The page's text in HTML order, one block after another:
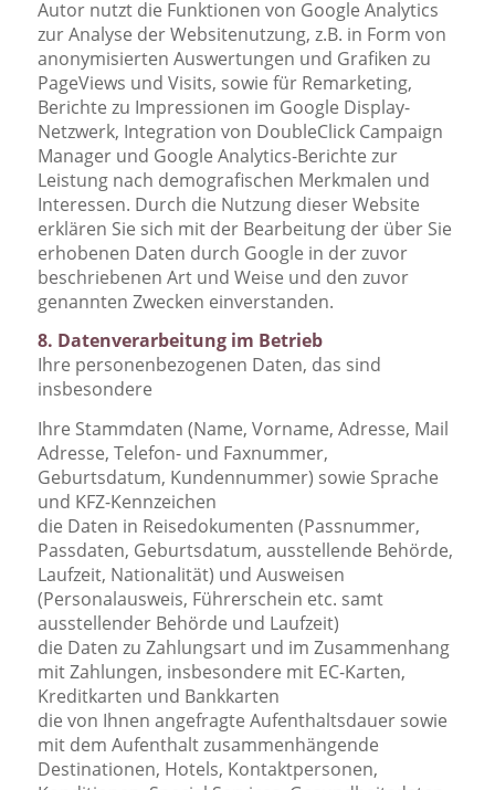
Autor nutzt die Funktionen von Google Analytics
zur Analyse der Websitenutzung, z.B. in Form von
anonymisierten Auswertungen und Grafiken zu
PageViews und Visits, sowie für Remarketing,
Berichte zu Impressionen im Google Display-
Netzwerk, Integration von DoubleClick Campaign
Manager und Google Analytics-Berichte zur
Leistung nach demografischen Merkmalen und
Interessen. Durch die Nutzung dieser Website
erklären Sie sich mit der Bearbeitung der über Sie
erhobenen Daten durch Google in der zuvor
beschriebenen Art und Weise und den zuvor
genannten Zwecken einverstanden.
8. Datenverarbeitung im Betrieb
Ihre personenbezogenen Daten, das sind
insbesondere
Ihre Stammdaten (Name, Vorname, Adresse, Mail
Adresse, Telefon- und Faxnummer,
Geburtsdatum, Kundennummer) sowie Sprache
und KFZ-Kennzeichen
die Daten in Reisedokumenten (Passnummer,
Passdaten, Geburtsdatum, ausstellende Behörde,
Laufzeit, Nationalität) und Ausweisen
(Personalausweis, Führerschein etc. samt
ausstellender Behörde und Laufzeit)
die Daten zu Zahlungsart und im Zusammenhang
mit Zahlungen, insbesondere mit EC-Karten,
Kreditkarten und Bankkarten
die von Ihnen angefragte Aufenthaltsdauer sowie
mit dem Aufenthalt zusammenhängende
Destinationen, Hotels, Kontaktpersonen,